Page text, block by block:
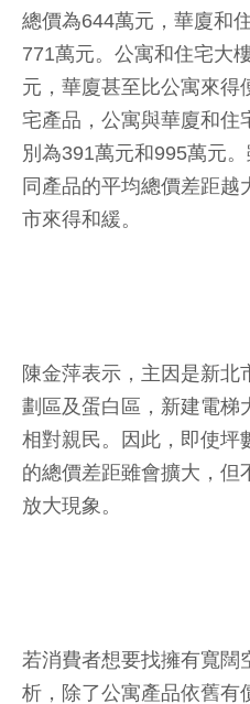
總價為644萬元，華廈和
771萬元。公寓和住宅大
元，華廈甚至比公寓來得
宅產品，公寓與華廈和住
別為391萬元和995萬元
同產品的平均總價差距
市來得和緩。
陳金萍表示，主因是新北
劃區及蛋白區，新建電梯
相對親民。因此，即使坪
的總價差距雖會擴大，但
放大現象。
若消費者想要找擁有寬闊
析，除了公寓產品依舊有